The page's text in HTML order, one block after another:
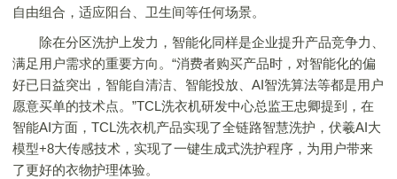
自由组合，适应阳台、卫生间等任何场景。
除在分区洗护上发力，智能化同样是企业提升产品竞争力、
满足用户需求的重要方向。“消费者购买产品时，对智能化的偏
好已日益突出，智能自清洁、智能投放、AI智洗算法等都是用户
愿意买单的技术点。”TCL洗衣机研发中心总监王忠卿提到，在
智能AI方面，TCL洗衣机产品实现了全链路智慧洗护，伏羲AI大
模型+8大传感技术，实现了一键生成式洗护程序，为用户带来
了更好的衣物护理体验。